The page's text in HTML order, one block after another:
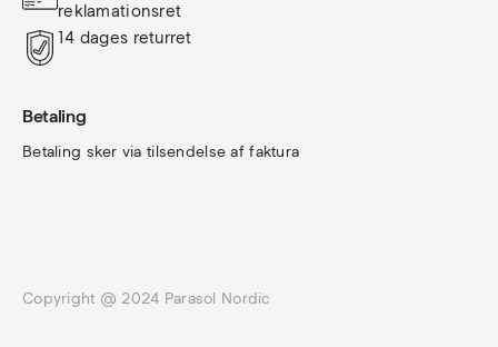
reklamationsret
14 dages returret
Betaling
Betaling sker via tilsendelse af faktura
Copyright @ 2024 Parasol Nordic